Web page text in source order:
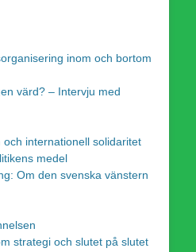
inom och bortom
värd? – Intervju med
internationell solidaritet
medel
Om den svenska vänstern
strategi och slutet på slutet